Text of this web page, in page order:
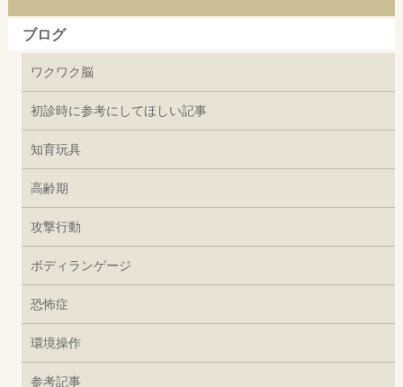
ブログ
ワクワク脳
初診時に参考にしてほしい記事
知育玩具
高齢期
攻撃行動
ボディランゲージ
恐怖症
環境操作
参考記事